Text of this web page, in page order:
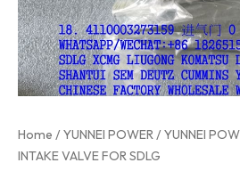
Home /YUNNEI POWER/ YUNNEI
INTAKE VALVE FOR SDLG